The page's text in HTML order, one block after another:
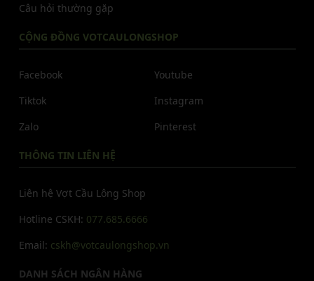
Câu hỏi thường gặp
CỘNG ĐỒNG VOTCAULONGSHOP
Facebook
Tiktok
Zalo
Youtube
Instagram
Pinterest
THÔNG TIN LIÊN HỆ
Liên hệ Vợt Cầu Lông Shop
Hotline CSKH: 077.685.6666
Email: cskh@votcaulongshop.vn
DANH SÁCH NGÂN HÀNG